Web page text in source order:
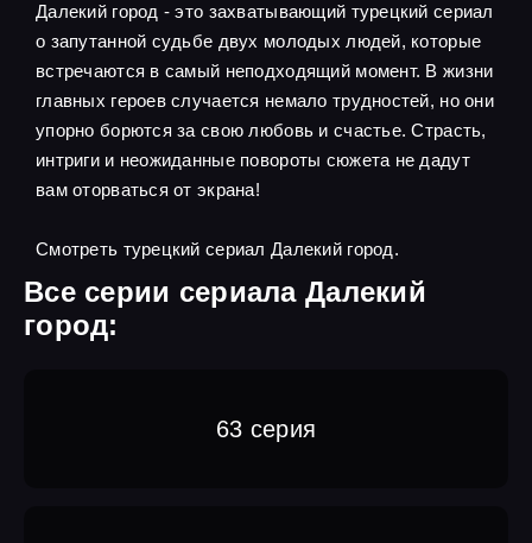
Далекий город - это захватывающий турецкий сериал
о запутанной судьбе двух молодых людей, которые
встречаются в самый неподходящий момент. В жизни
главных героев случается немало трудностей, но они
упорно борются за свою любовь и счастье. Страсть,
интриги и неожиданные повороты сюжета не дадут
вам оторваться от экрана!
Смотреть турецкий сериал Далекий город.
Все серии сериала Далекий
город:
63 серия